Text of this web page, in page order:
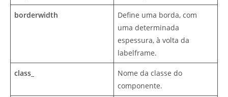
borderwidth
Define uma borda, com
uma determinada
espessura, à volta da
labelframe.
class_
Nome da classe do
componente.